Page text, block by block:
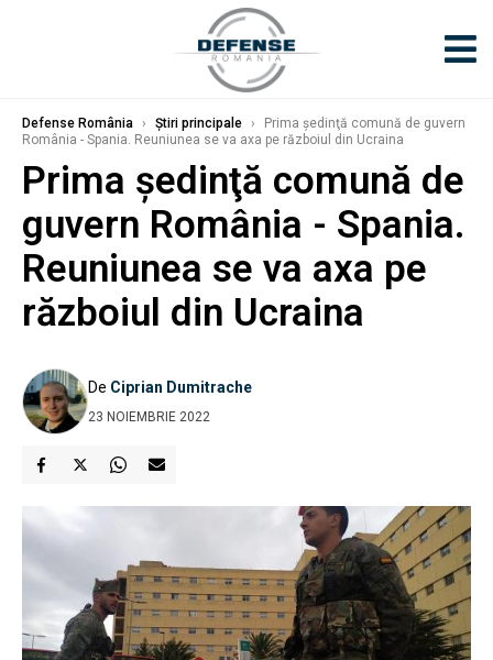
Defense România › Știri principale ›
Prima şedinţă comună de guvern
România - Spania. Reuniunea se va axa pe războiul din Ucraina
Prima şedinţă comună de
guvern România - Spania.
Reuniunea se va axa pe
războiul din Ucraina
De Ciprian Dumitrache
23 NOIEMBRIE 2022